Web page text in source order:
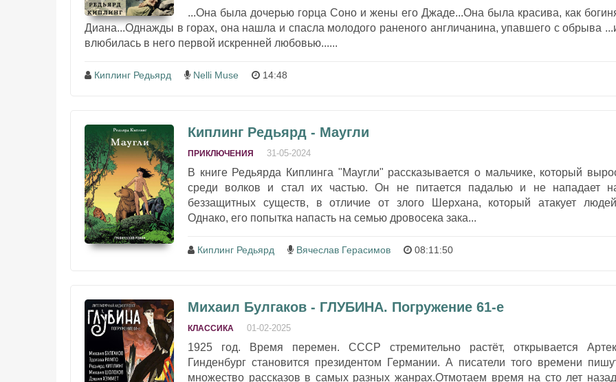
...Она была дочерью горца Соно и жены его Джаде...Она была красива, как
Диана...Однажды в горах, она нашла и спасла молодого раненого англичанина, упавшего с обрыва
влюбилась в него первой искренней любовью......
Киплинг Редьярд Nelli Muse 14:48
Киплинг Редьярд - Маугли
ПРИКЛЮЧЕНИЯ 31-05-2024
В книге Редьярда Киплинга "Маугли" рассказывается о мальчике, который
среди волков и стал их частью. Он не питается падалью и не нападает
беззащитных существ, в отличие от злого Шерхана, который атакует
Однако, его попытка напасть на семью дровосека зака...
Киплинг Редьярд Вячеслав Герасимов 08:11:50
Михаил Булгаков - ГЛУБИНА. Погружение 61-е
КЛАССИКА 01-02-2025
1925 год. Время перемен. СССР стремительно растёт, открывается
Гинденбург становится президентом Германии. А писатели того времени
множество рассказов в самых разных жанрах.Отмотаем время на сто лет